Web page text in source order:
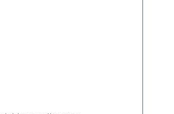
vielseitigen Piece